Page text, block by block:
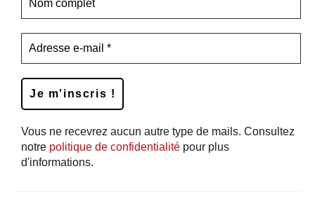
Vous ne recevrez aucun autre type de mails. Consultez
notre politique de confidentialité pour plus
d'informations.